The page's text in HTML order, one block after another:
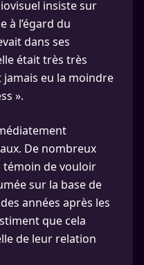
insiste sur
à l’égard du
dans ses
était très très
jamais eu la moindre
».
De nombreux
de vouloir
sur la base de
années après les
que cela
de leur relation